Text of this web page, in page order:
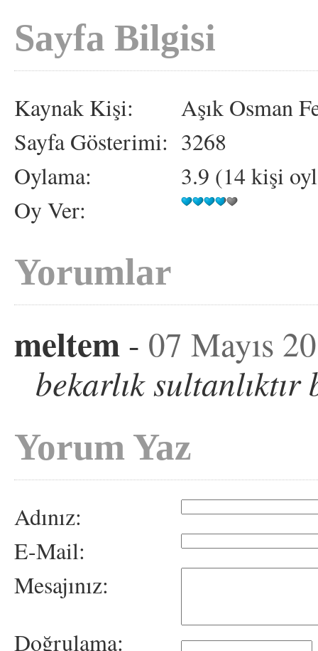
Sayfa Bilgisi
Kaynak Kişi:
Aşık Osman
Sayfa Gösterimi: 3268
Oylama:
3.9 (14 kişi
Oy Ver:
Yorumlar
meltem - 07 Mayıs
bekarlık sultanlıktır
Yorum Yaz
Adınız:
E-Mail:
Mesajınız:
Doğrulama: